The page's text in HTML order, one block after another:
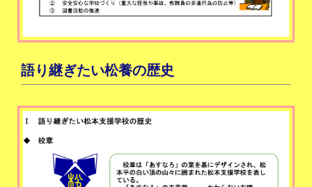
語り継ぎたい松養の歴史